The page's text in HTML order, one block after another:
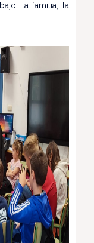
la familia, la